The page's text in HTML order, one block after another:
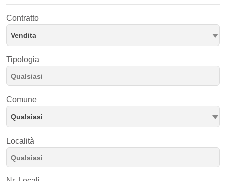
Contratto
Vendita
Tipologia
Comune
Qualsiasi
Località